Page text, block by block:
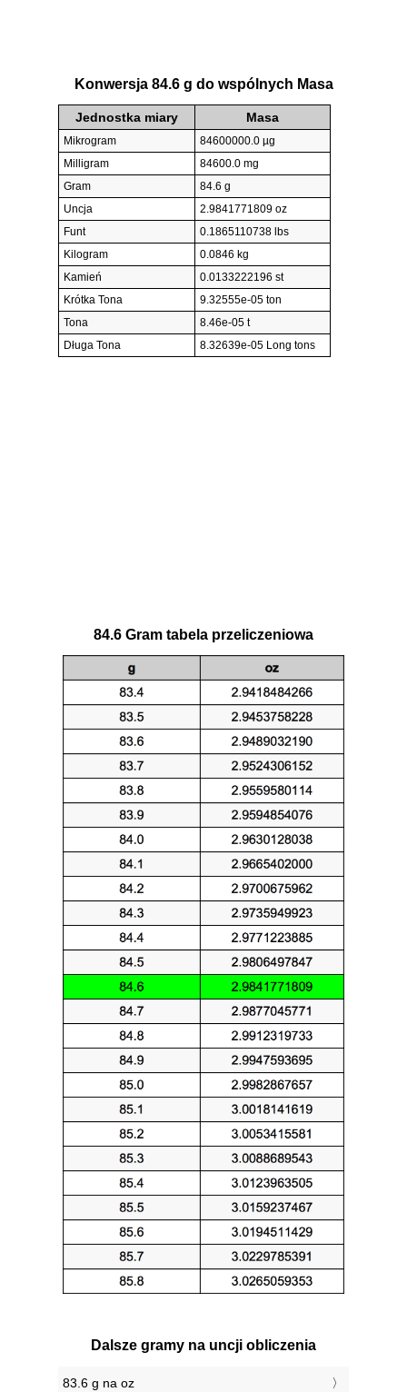
Konwersja 84.6 g do wspólnych Masa
Jednostka miary Masa
Mikrogram
84600000.0 µg
Milligram
84600.0 mg
Gram
84.6 g
Uncja
2.9841771809 oz
Funt
0.1865110738 lbs
Kilogram
0.0846 kg
Kamień
0.0133222196 st
Krótka Tona
9.32555e-05 ton
Tona
8.46e-05 t
Długa Tona
8.32639e-05 Long tons
84.6 Gram tabela przeliczeniowa
Dalsze gramy na uncji obliczenia
83.6 g na oz